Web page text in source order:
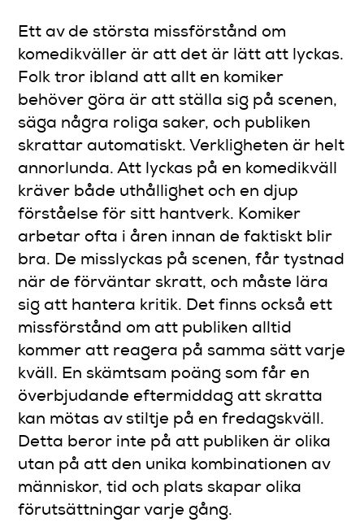
Ett av de största missförstånd om
komedikväller är att det är lätt att lyckas.
Folk tror ibland att allt en komiker
behöver göra är att ställa sig på scenen,
säga några roliga saker, och publiken
skrattar automatiskt. Verkligheten är helt
annorlunda. Att lyckas på en komedikväll
kräver både uthållighet och en djup
förståelse för sitt hantverk. Komiker
arbetar ofta i åren innan de faktiskt blir
bra. De misslyckas på scenen, får tystnad
när de förväntar skratt, och måste lära
sig att hantera kritik. Det finns också ett
missförstånd om att publiken alltid
kommer att reagera på samma sätt varje
kväll. En skämtsam poäng som får en
överbjudande eftermiddag att skratta
kan mötas av stiltje på en fredagskväll.
Detta beror inte på att publiken är olika
utan på att den unika kombinationen av
människor, tid och plats skapar olika
förutsättningar varje gång.